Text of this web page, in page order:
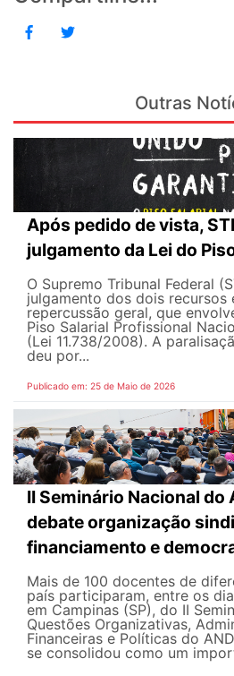
Outras
Após pedido de vista,
julgamento da Lei do
O Supremo Tribunal Federal
julgamento dos dois recursos
repercussão geral, que
Piso Salarial Profissional
(Lei 11.738/2008). A
deu por...
Publicado em: 25 de Maio de 2026
II Seminário Nacional do
debate organização
financiamento e
Mais de 100 docentes de
país participaram, entre os
em Campinas (SP), do II
Questões Organizativas,
Financeiras e Políticas do
se consolidou como um